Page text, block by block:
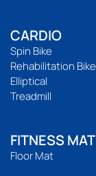
CARDIO
Spin Bike
Rehabilitation Bike
Elliptical
Treadmill
FITNESS MAT
Floor Mat